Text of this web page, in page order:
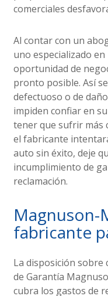
comerciales
Al contar con un
uno especializado
oportunidad de
pronto posible. Así
defectuoso o de
impiden confiar en
tener que sufrir más
el fabricante
auto sin éxito, deje
incumplimiento de
reclamación.
Magnuson-
fabricante
La disposición sobre
de Garantía
cubra los gastos de